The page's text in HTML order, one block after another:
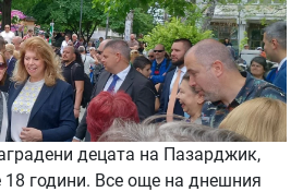
децата на Пазарджик,
18 години. Все още на днешния